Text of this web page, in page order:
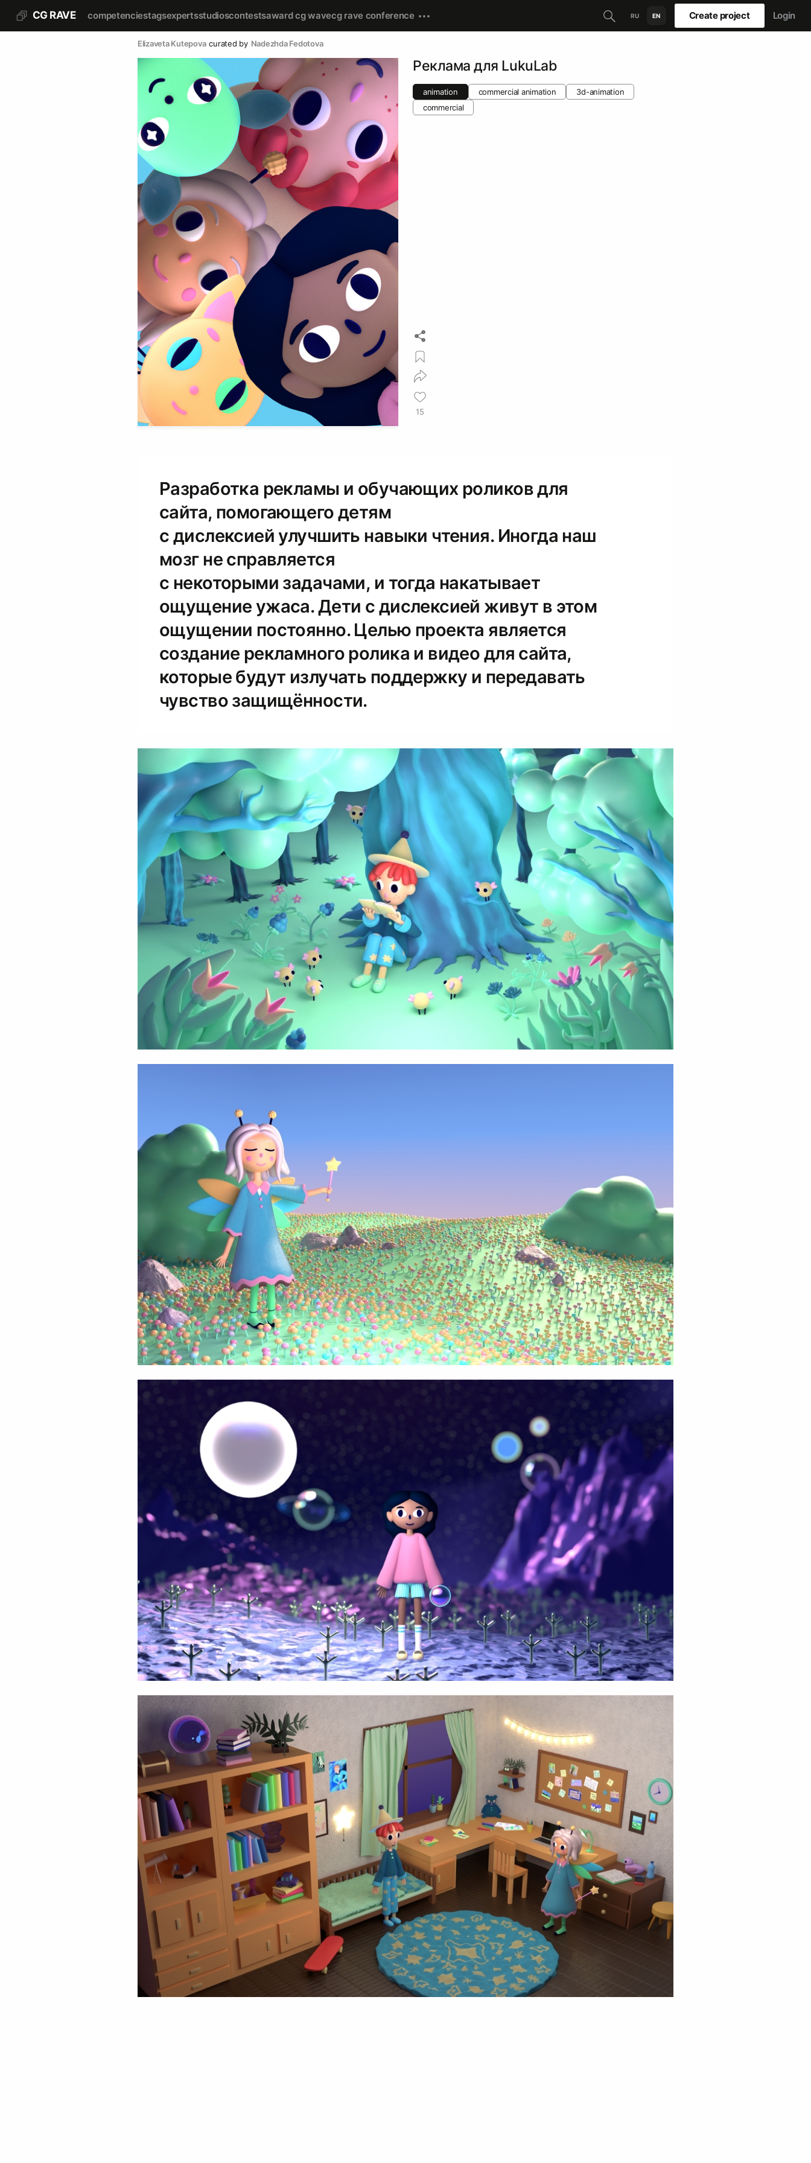
CG RAVE competenciestagsexpertsstudioscontestsaward cg wavecg rave conference RU EN Create project Login
Elizaveta Kutepova curated by Nadezhda Fedotova
Реклама для LukuLab
animation commercial animation
3d-animation
commercial
15
Разработка рекламы и обучающих роликов для
сайта, помогающего детям
с дислексией улучшить навыки чтения. Иногда наш
мозг не справляется
с некоторыми задачами, и тогда накатывает
ощущение ужаса. Дети с дислексией живут в этом
ощущении постоянно. Целью проекта является
создание рекламного ролика и видео для сайта,
которые будут излучать поддержку и передавать
чувство защищённости.